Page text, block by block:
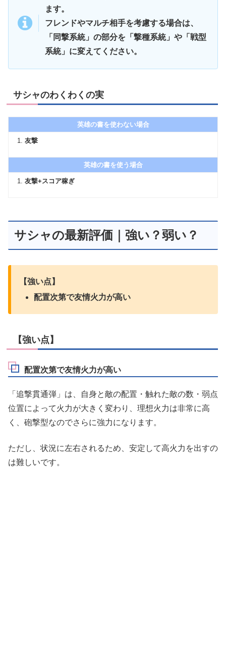
ます。
フレンドやマルチ相手を考慮する場合は、
「同撃系統」の部分を「撃種系統」や「戦型
系統」に変えてください。
サシャのわくわくの実
英雄の書を使わない場合
友撃
英雄の書を使う場合
友撃+スコア稼ぎ
サシャの最新評価｜強い？弱い？
【強い点】
配置次第で友情火力が高い
【強い点】
配置次第で友情火力が高い
「追撃貫通弾」は、自身と敵の配置・触れた敵の数・弱点
位置によって火力が大きく変わり、理想火力は非常に高
く、砲撃型なのでさらに強力になります。
ただし、状況に左右されるため、安定して高火力を出すの
は難しいです。